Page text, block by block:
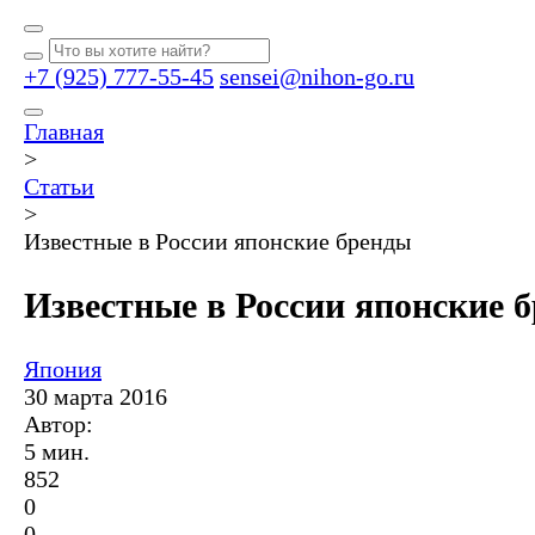
+7 (925) 777-55-45 sensei@nihon-go.ru
Главная
>
Статьи
>
Известные в России японские бренды
Известные в России японские
Япония
30 марта 2016
Автор:
5 мин.
852
0